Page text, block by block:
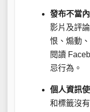
發布不當內
影片及評
恨、煽動
閱讀
忌行為。
個人資訊
和標籤沒